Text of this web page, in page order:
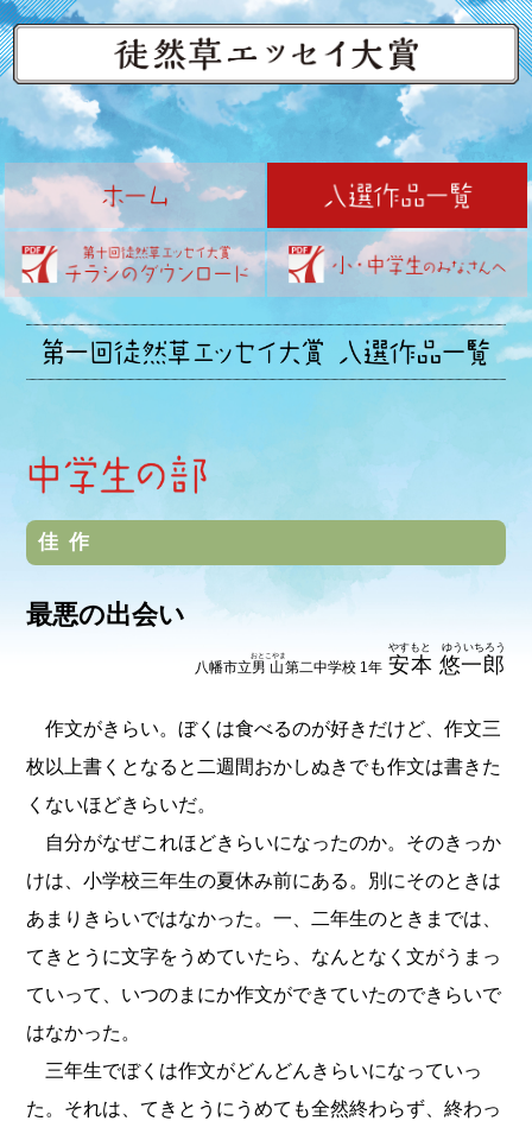
佳作
最悪の出会い
八幡市立男山
おとこやま
第二中学校 1年 安本 悠一郎
やすもと ゆういちろう
作文がきらい。ぼくは食べるのが好きだけど、作文三
枚以上書くとなると二週間おかしぬきでも作文は書きた
くないほどきらいだ。
自分がなぜこれほどきらいになったのか。そのきっか
けは、小学校三年生の夏休み前にある。別にそのときは
あまりきらいではなかった。一、二年生のときまでは、
てきとうに文字をうめていたら、なんとなく文がうまっ
ていって、いつのまにか作文ができていたのできらいで
はなかった。
三年生でぼくは作文がどんどんきらいになっていっ
た。それは、てきとうにうめても全然終わらず、終わっ